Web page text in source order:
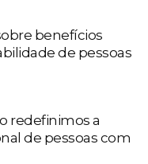
benefícios
de pessoas
redefinimos a
de pessoas com